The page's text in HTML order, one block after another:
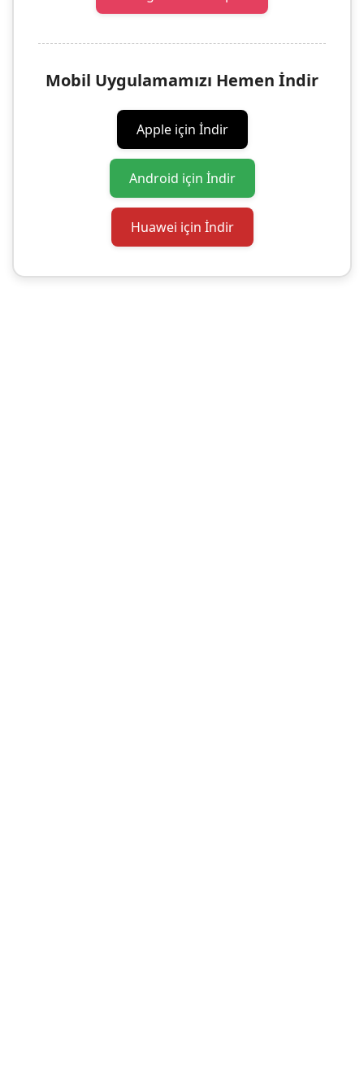
Mobil Uygulamamızı Hemen İndir
Apple için İndir
Android için İndir
Huawei için İndir